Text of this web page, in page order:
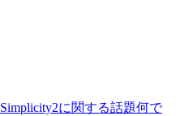
Simplicity2に関する話題何で